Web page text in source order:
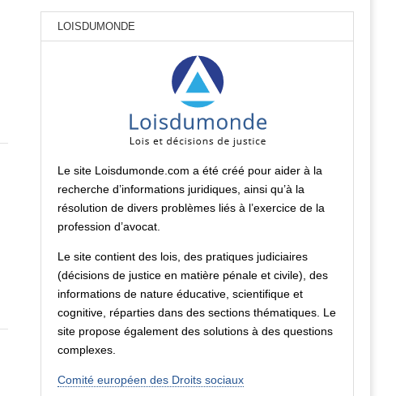
LOISDUMONDE
Le site Loisdumonde.com a été créé pour aider à la
recherche d’informations juridiques, ainsi qu’à la
résolution de divers problèmes liés à l’exercice de la
profession d’avocat.
Le site contient des lois, des pratiques judiciaires
(décisions de justice en matière pénale et civile), des
informations de nature éducative, scientifique et
cognitive, réparties dans des sections thématiques. Le
site propose également des solutions à des questions
complexes.
Comité européen des Droits sociaux